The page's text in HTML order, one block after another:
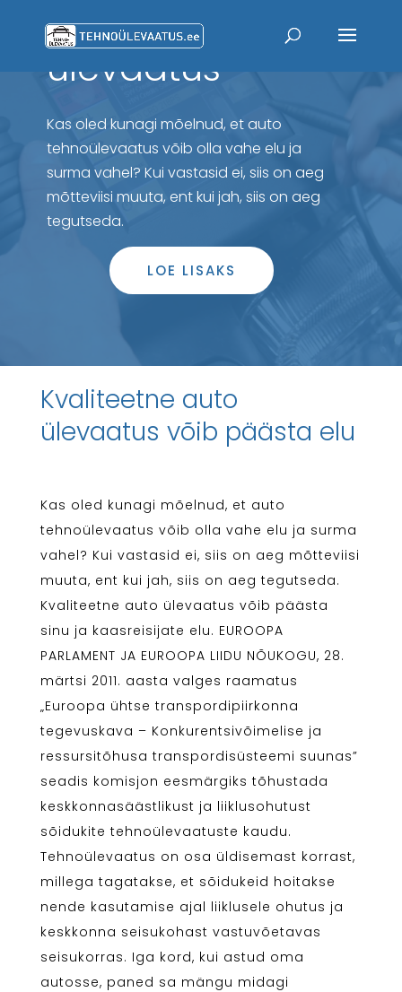
Kvaliteetne auto
ülevaatus
Kas oled kunagi mõelnud, et auto
tehnoülevaatus võib olla vahe elu ja
surma vahel? Kui vastasid ei, siis on aeg
mõtteviisi muuta, ent kui jah, siis on aeg
tegutseda.
LOE LISAKS
Kvaliteetne auto
ülevaatus võib päästa elu
Kas oled kunagi mõelnud, et auto
tehnoülevaatus võib olla vahe elu ja surma
vahel? Kui vastasid ei, siis on aeg mõtteviisi
muuta, ent kui jah, siis on aeg tegutseda.
Kvaliteetne auto ülevaatus võib päästa
sinu ja kaasreisijate elu. EUROOPA
PARLAMENT JA EUROOPA LIIDU NÕUKOGU, 28.
märtsi 2011. aasta valges raamatus
„Euroopa ühtse transpordipiirkonna
tegevuskava – Konkurentsivõimelise ja
ressursitõhusa transpordisüsteemi suunas”
seadis komisjon eesmärgiks tõhustada
keskkonnasäästlikust ja liiklusohutust
sõidukite tehnoülevaatuste kaudu.
Tehnoülevaatus on osa üldisemast korrast,
millega tagatakse, et sõidukeid hoitakse
nende kasutamise ajal liiklusele ohutus ja
keskkonna seisukohast vastuvõetavas
seisukorras. Iga kord, kui astud oma
autosse, paned sa mängu midagi